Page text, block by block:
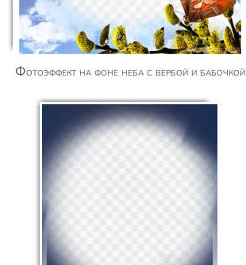
Фотоэффект на фоне неба с вербой и бабочкой